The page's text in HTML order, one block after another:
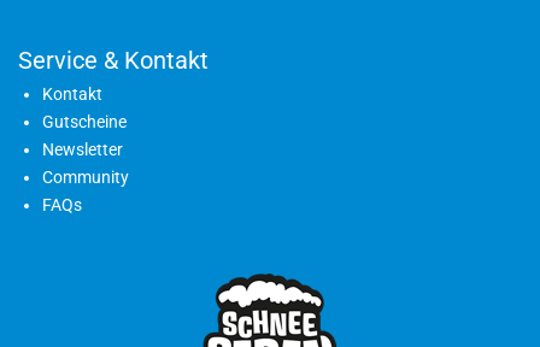
Service & Kontakt
Kontakt
Gutscheine
Newsletter
Community
FAQs